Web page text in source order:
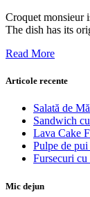
Croquet monsieur
The dish has its
Read More
Articole recente
Salată de
Sandwich
Lava Cake
Pulpe de
Fursecuri
Mic dejun